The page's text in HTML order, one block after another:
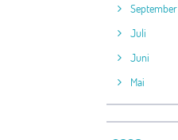
September
Juli
Juni
Mai